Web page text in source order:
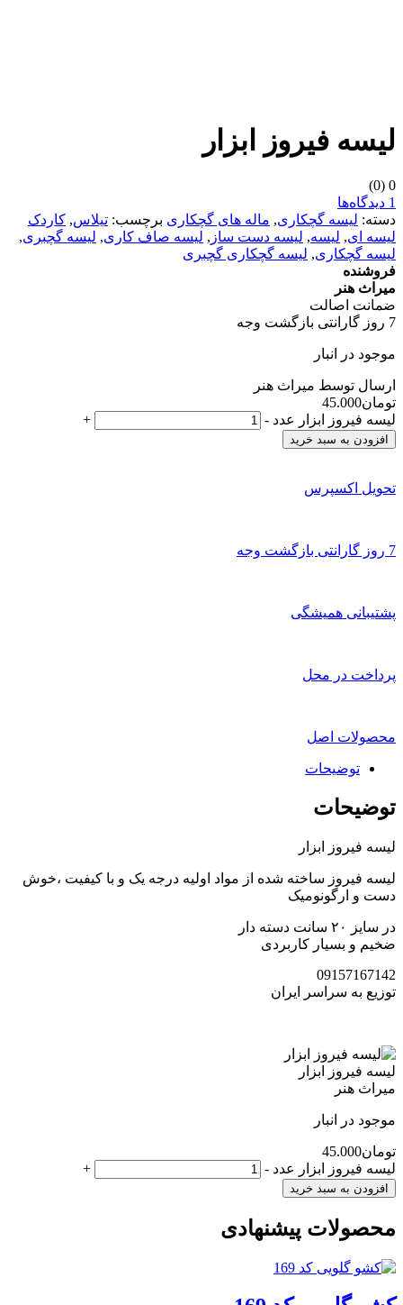
لیسه فیروز ابزار
0
(0)
1 دیدگاه‌ها
دسته: لیسه گچکاری, ماله های گچکاری برچسب: تیلاس, کاردک
لیسه ای, لیسه, لیسه دست ساز , لیسه صاف کاری, لیسه گچبری,
لیسه گچکاری, لیسه گچکاری گچبری
فروشنده
میراث هنر
ضمانت اصالت
7 روز گارانتی بازگشت وجه
موجود در انبار
ارسال توسط میراث هنر
تومان45.000
لیسه فیروز ابزار عدد -
+
افزودن به سبد خرید
تحویل اکسپرس
7 روز گارانتی بازگشت وجه
پشتیبانی همیشگی
پرداخت در محل
محصولات اصل
توضیحات
توضیحات
لیسه فیروز ابزار
لیسه فیروز ساخته شده از مواد اولیه درجه یک و با کیفیت ،خوش
دست و ارگونومیک
در سایز ۲۰ سانت دسته دار
ضخیم و بسیار کاربردی
09157167142
توزیع به سراسر ایران
لیسه فیروز ابزار
میراث هنر
موجود در انبار
تومان45.000
لیسه فیروز ابزار عدد -
+
افزودن به سبد خرید
محصولات پیشنهادی